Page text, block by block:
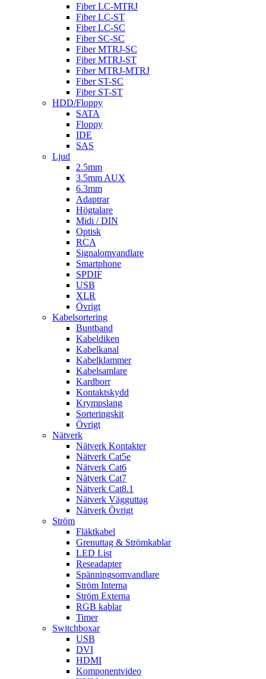
Fiber LC-MTRJ
Fiber LC-ST
Fiber LC-SC
Fiber SC-SC
Fiber MTRJ-SC
Fiber MTRJ-ST
Fiber MTRJ-MTRJ
Fiber ST-SC
Fiber ST-ST
HDD/Floppy
SATA
Floppy
IDE
SAS
Ljud
2.5mm
3.5mm AUX
6.3mm
Adaptrar
Högtalare
Midi / DIN
Optisk
RCA
Signalomvandlare
Smartphone
SPDIF
USB
XLR
Övrigt
Kabelsortering
Buntband
Kabeldiken
Kabelkanal
Kabelklammer
Kabelsamlare
Kardborr
Kontaktskydd
Krympslang
Sorteringskit
Övrigt
Nätverk
Nätverk Kontakter
Nätverk Cat5e
Nätverk Cat6
Nätverk Cat7
Nätverk Cat8.1
Nätverk Vägguttag
Nätverk Övrigt
Ström
Fläktkabel
Grenuttag & Strömkablar
LED List
Reseadapter
Spänningsomvandlare
Ström Interna
Ström Externa
RGB kablar
Timer
Switchboxar
USB
DVI
HDMI
Komponentvideo